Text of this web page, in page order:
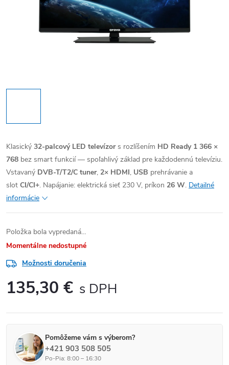
Klasický 32-palcový LED televízors rozlíšením HD Ready 1 366 ×
768 bez smart funkcií — spoľahlivý základ pre každodennú televíziu.
Vstavaný DVB-T/T2/C tuner, 2× HDMI, USB prehrávanie a
slot CI/CI+. Napájanie: elektrická sieť 230 V, príkon 26 W. Detailné
informácie
Položka bola vypredaná…
Momentálne nedostupné
Možnosti doručenia
135,30 €
Pomôžeme vám s výberom?
+421 903 508 505
Po-Pia: 8:00 – 16:30